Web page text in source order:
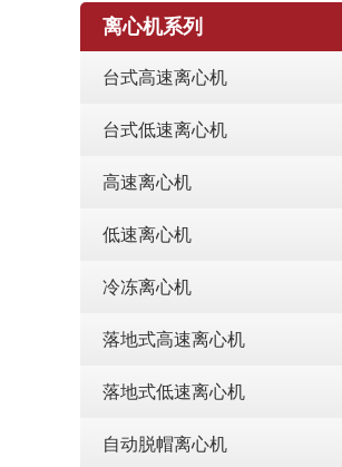
离心机系列
台式高速离心机
台式低速离心机
高速离心机
低速离心机
冷冻离心机
落地式高速离心机
落地式低速离心机
自动脱帽离心机